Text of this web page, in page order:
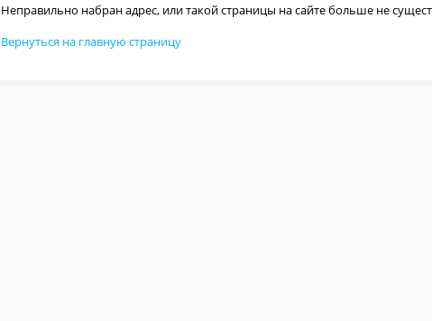
Неправильно набран адрес, или такой страницы на сайте больше не
Вернуться на главную страницу